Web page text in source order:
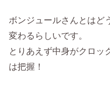
ボンジュールさんとはど
変わるらしいです。
とりあえず中身がクロッ
は把握！